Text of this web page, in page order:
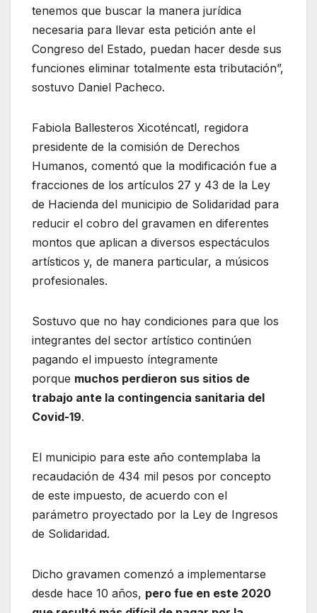
tenemos que buscar la manera jurídica
necesaria para llevar esta petición ante el
Congreso del Estado, puedan hacer desde sus
funciones eliminar totalmente esta tributación”,
sostuvo Daniel Pacheco.
Fabiola Ballesteros Xicoténcatl, regidora
presidente de la comisión de Derechos
Humanos, comentó que la modificación fue a
fracciones de los artículos 27 y 43 de la Ley
de Hacienda del municipio de Solidaridad para
reducir el cobro del gravamen en diferentes
montos que aplican a diversos espectáculos
artísticos y, de manera particular, a músicos
profesionales.
Sostuvo que no hay condiciones para que los
integrantes del sector artístico continúen
pagando el impuesto íntegramente
porque muchos perdieron sus sitios de
trabajo ante la contingencia sanitaria del
Covid-19.
El municipio para este año contemplaba la
recaudación de 434 mil pesos por concepto
de este impuesto, de acuerdo con el
parámetro proyectado por la Ley de Ingresos
de Solidaridad.
Dicho gravamen comenzó a implementarse
desde hace 10 años, pero fue en este 2020